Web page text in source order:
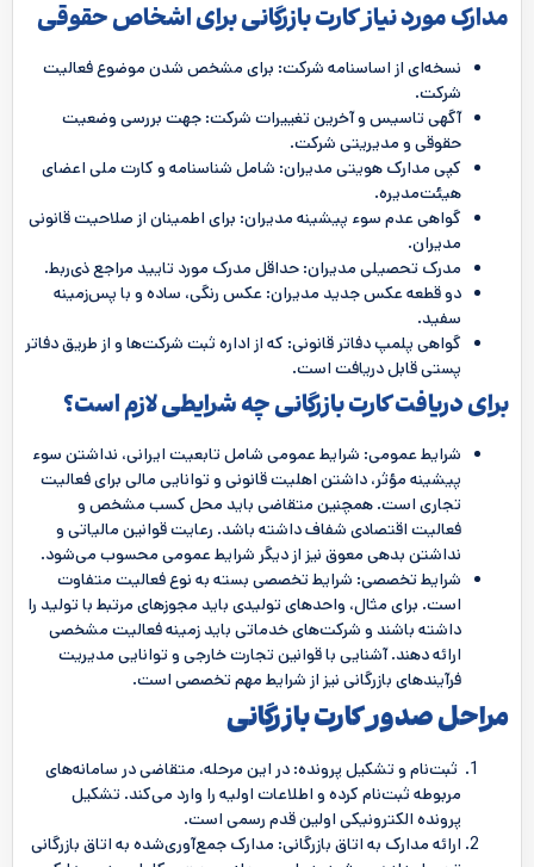
مدارک مورد نیاز کارت بازرگانی برای اشخاص حقوقی
نسخه‌ای از اساسنامه شرکت: برای مشخص شدن موضوع فعالیت
شرکت.
آگهی تاسیس و آخرین تغییرات شرکت: جهت بررسی وضعیت
حقوقی و مدیریتی شرکت.
کپی مدارک هویتی مدیران: شامل شناسنامه و کارت ملی اعضای
هیئت‌مدیره.
گواهی عدم سوء پیشینه مدیران: برای اطمینان از صلاحیت قانونی
مدیران.
مدرک تحصیلی مدیران: حداقل مدرک مورد تایید مراجع ذی‌ربط.
دو قطعه عکس جدید مدیران: عکس رنگی، ساده و با پس‌زمینه
سفید.
گواهی پلمپ دفاتر قانونی: که از اداره ثبت شرکت‌ها و از طریق دفاتر
پستی قابل دریافت است.
برای دریافت کارت بازرگانی چه شرایطی لازم است؟
شرایط عمومی: شرایط عمومی شامل تابعیت ایرانی، نداشتن سوء
پیشینه مؤثر، داشتن اهلیت قانونی و توانایی مالی برای فعالیت
تجاری است. همچنین متقاضی باید محل کسب مشخص و
فعالیت اقتصادی شفاف داشته باشد. رعایت قوانین مالیاتی و
نداشتن بدهی معوق نیز از دیگر شرایط عمومی محسوب می‌شود.
شرایط تخصصی: شرایط تخصصی بسته به نوع فعالیت متفاوت
است. برای مثال، واحدهای تولیدی باید مجوزهای مرتبط با تولید را
داشته باشند و شرکت‌های خدماتی باید زمینه فعالیت مشخصی
ارائه دهند. آشنایی با قوانین تجارت خارجی و توانایی مدیریت
فرآیندهای بازرگانی نیز از شرایط مهم تخصصی است.
مراحل صدور کارت بازرگانی
ثبت‌نام و تشکیل پرونده: در این مرحله، متقاضی در سامانه‌های
مربوطه ثبت‌نام کرده و اطلاعات اولیه را وارد می‌کند. تشکیل
پرونده الکترونیکی اولین قدم رسمی است.
ارائه مدارک به اتاق بازرگانی: مدارک جمع‌آوری‌شده به اتاق بازرگانی